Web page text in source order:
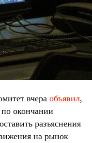
вчера объявил,
окончании
разъяснения
на рынок